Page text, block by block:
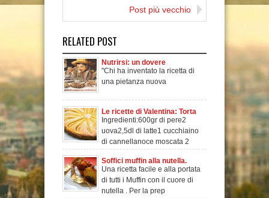
making friend over the
world
Post più vecchio
RELATED POST
Nutrirsi: un dovere
sociale...la nascita della
Cucina!
"Chi ha inventato la ricetta di
una pietanza nuova
Le ricette di Valentina: Torta
di pere
Ingredienti:600gr di pere2
uova2,5dl di latte1 cucchiaino
di cannellanoce moscata 2
Soffici muffin alla nutella.
Ricetta.
Una ricetta facile e alla portata
di tutti i Muffin con il cuore di
nutella . Per la prep